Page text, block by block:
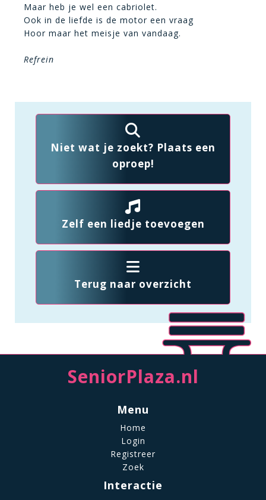
Maar heb je wel een cabriolet.
Ook in de liefde is de motor een vraag
Hoor maar het meisje van vandaag.
Refrein
Niet wat je zoekt? Plaats een
oproep!
Zelf een liedje toevoegen
Terug naar overzicht
SeniorPlaza.nl
Menu
Home
Login
Registreer
Zoek
Interactie